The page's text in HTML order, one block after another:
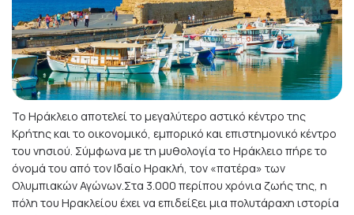
Το Ηράκλειο αποτελεί το μεγαλύτερο αστικό κέντρο της
Κρήτης και το οικονομικό, εμπορικό και επιστημονικό κέντρο
του νησιού. Σύμφωνα με τη μυθολογία το Ηράκλειο πήρε το
όνομά του από τον Ιδαίο Ηρακλή, τον «πατέρα» των
Ολυμπιακών Αγώνων.Στα 3.000 περίπου χρόνια ζωής της, η
πόλη του Ηρακλείου έχει να επιδείξει μια πολυτάραχη ιστορία